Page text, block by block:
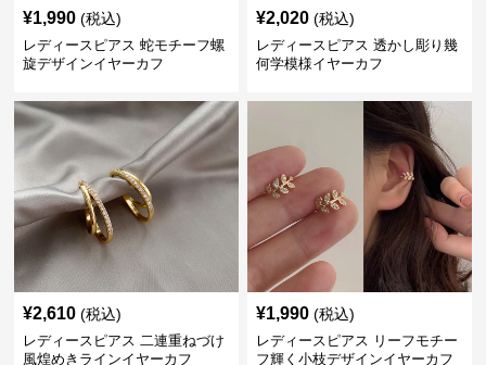
¥1,990 (税込)
レディースピアス 蛇モチーフ螺
旋デザインイヤーカフ
¥2,020 (税込)
レディースピアス 透かし彫り幾
何学模様イヤーカフ
¥2,610 (税込)
レディースピアス 二連重ねづけ
風煌めきラインイヤーカフ
¥1,990 (税込)
レディースピアス リーフモチー
フ輝く小枝デザインイヤーカフ